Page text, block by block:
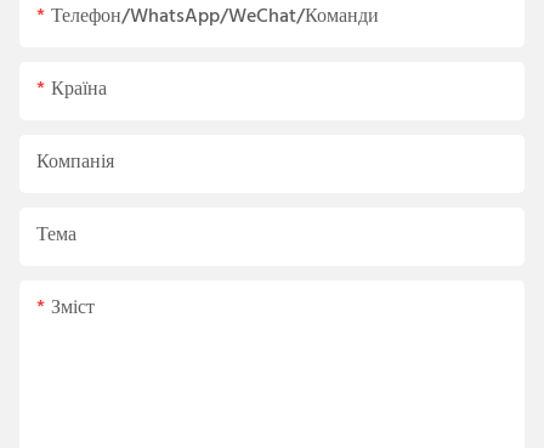
Телефон/WhatsApp/WeChat/Команди
Країна
Компанія
Тема
Зміст